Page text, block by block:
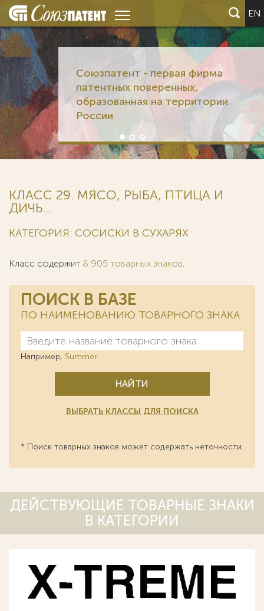
EN
КЛАСС 29. МЯСО, РЫБА, ПТИЦА И
ДИЧЬ...
КАТЕГОРИЯ: СОСИСКИ В СУХАРЯХ
Класс содержит 8 905 товарных знаков.
ПОИСК В БАЗЕ
ПО НАИМЕНОВАНИЮ ТОВАРНОГО ЗНАКА
Например, Summer
НАЙТИ
ВЫБРАТЬ КЛАССЫ ДЛЯ ПОИСКА
* Поиск товарных знаков может содержать неточности.
ДЕЙСТВУЮЩИЕ ТОВАРНЫЕ ЗНАКИ
В КАТЕГОРИИ